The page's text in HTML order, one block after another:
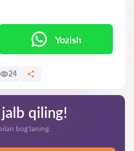
Yozish
24
qiling!
bog‘laning.